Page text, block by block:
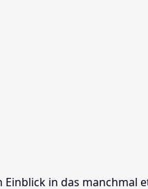
Einblick in das